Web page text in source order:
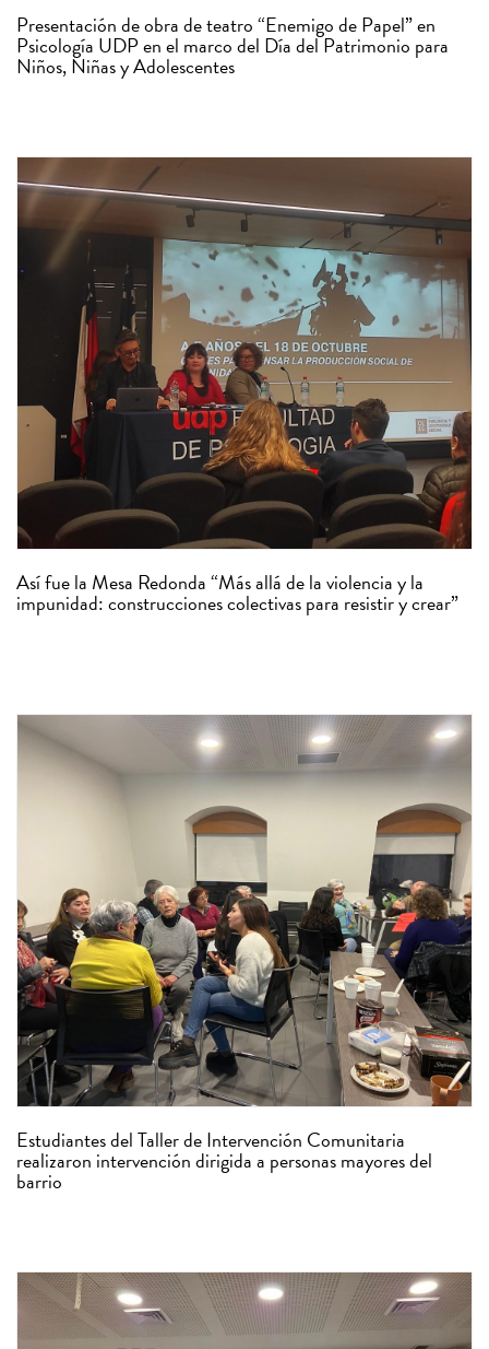
Presentación de obra de teatro “Enemigo de Papel” en
Psicología UDP en el marco del Día del Patrimonio para
Niños, Niñas y Adolescentes
Así fue la Mesa Redonda “Más allá de la violencia y la
impunidad: construcciones colectivas para resistir y crear”
Estudiantes del Taller de Intervención Comunitaria
realizaron intervención dirigida a personas mayores del
barrio